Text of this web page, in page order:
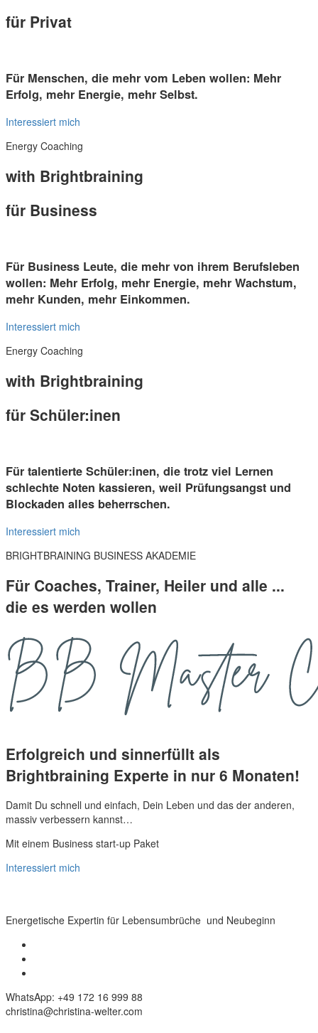
für Privat
Für Menschen, die mehr vom Leben wollen: Mehr
Erfolg, mehr Energie, mehr Selbst.
Interessiert mich
Energy Coaching
with Brightbraining
für Business
Für Business Leute, die mehr von ihrem Berufsleben
wollen: Mehr Erfolg, mehr Energie, mehr Wachstum,
mehr Kunden, mehr Einkommen.
Interessiert mich
Energy Coaching
with Brightbraining
für Schüler:inen
Für talentierte Schüler:inen, die trotz viel Lernen
schlechte Noten kassieren, weil Prüfungsangst und
Blockaden alles beherrschen.
Interessiert mich
BRIGHTBRAINING BUSINESS AKADEMIE
Für Coaches, Trainer, Heiler und alle ...
die es werden wollen
Erfolgreich und sinnerfüllt als
Brightbraining Experte in nur 6 Monaten!
Damit Du schnell und einfach, Dein Leben und das der anderen,
massiv verbessern kannst…
Mit einem Business start-up Paket
Interessiert mich
Energetische Expertin für Lebensumbrüche und Neubeginn
WhatsApp: +49 172 16 999 88
christina@christina-welter.com